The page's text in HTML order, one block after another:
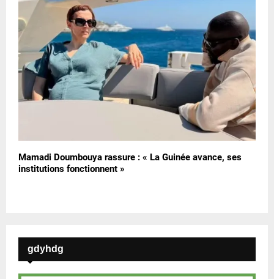
Mamadi Doumbouya rassure : « La Guinée avance, ses
institutions fonctionnent »
gdyhdg